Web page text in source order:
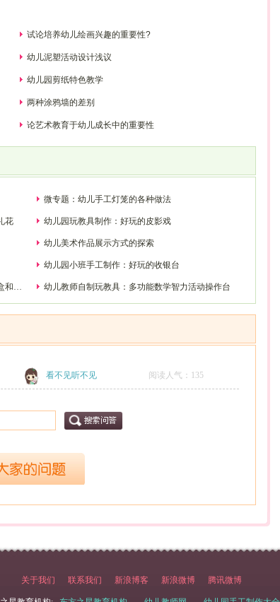
试论培养幼儿绘画兴趣的重要性?
幼儿泥塑活动设计浅议
幼儿园剪纸特色教学
两种涂鸦墙的差别
论艺术教育于幼儿成长中的重要性
微专题：幼儿手工灯笼的各种做法
花 幼儿园玩教具制作：好玩的皮影戏
幼儿美术作品展示方式的探索
幼儿园小班手工制作：好玩的收银台
和小
幼儿教师自制玩教具：多功能数学智力活动操作台
看不见听不见 阅读人气： 135
关于我们 联系我们 新浪博客 新浪微博 腾讯微博